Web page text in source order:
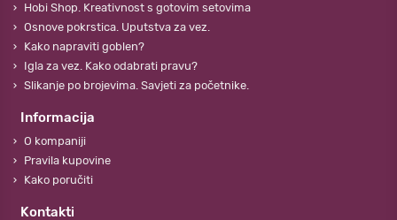
Hobi Shop. Kreativnost s gotovim setovima
Osnove pokrstica. Uputstva za vez.
Kako napraviti goblen?
Igla za vez. Kako odabrati pravu?
Slikanje po brojevima. Savjeti za početnike.
Informacija
O kompaniji
Pravila kupovine
Kako poručiti
Kontakti